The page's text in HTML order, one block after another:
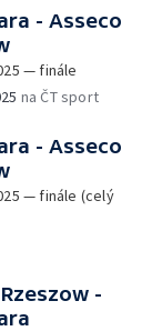
- Asseco
— finále
na ČT sport
- Asseco
— finále (celý
-